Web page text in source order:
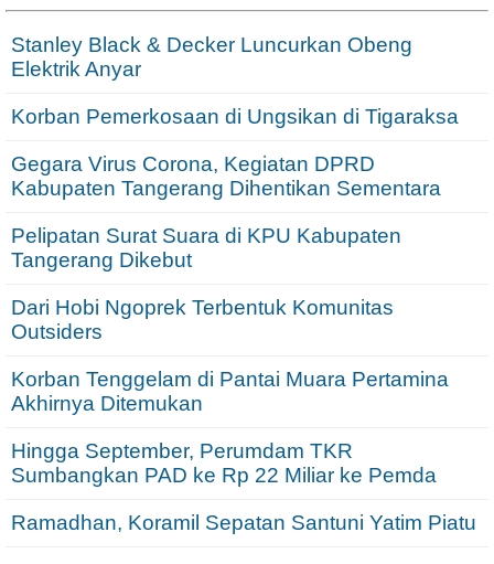
Stanley Black & Decker Luncurkan Obeng
Elektrik Anyar
Korban Pemerkosaan di Ungsikan di Tigaraksa
Gegara Virus Corona, Kegiatan DPRD
Kabupaten Tangerang Dihentikan Sementara
Pelipatan Surat Suara di KPU Kabupaten
Tangerang Dikebut
Dari Hobi Ngoprek Terbentuk Komunitas
Outsiders
Korban Tenggelam di Pantai Muara Pertamina
Akhirnya Ditemukan
Hingga September, Perumdam TKR
Sumbangkan PAD ke Rp 22 Miliar ke Pemda
Ramadhan, Koramil Sepatan Santuni Yatim Piatu